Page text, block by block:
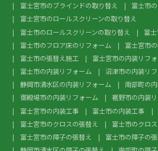
富士宮市のブラインドの取り替え
富士市
富士宮市のロールスクリーンの取り替え
富士市のロールスクリーンの取り替え
富
富士市のフロア床のリフォーム
富士宮市
富士市の張替え施工
富士宮市の内装リフ
富士市の内装リフォーム
沼津市の内装リ
静岡市清水区の内装リフォーム
南部町の
御殿場市の内装リフォーム
裾野市の内装
富士宮市の内装工事
富士市の内装工事
富士宮市のクロスの張替え
富士市のクロ
富士宮市の障子の張替え
富士市の障子の張